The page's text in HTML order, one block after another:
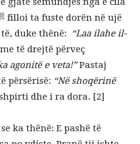
duke thënë:
“Laa ilahe il-
të drejtë përveç
agonitë e veta!”Pastaj
përsërisë: “Në shoqërinë
dhe i ra dora. [2]
ka thënë: E pashë të